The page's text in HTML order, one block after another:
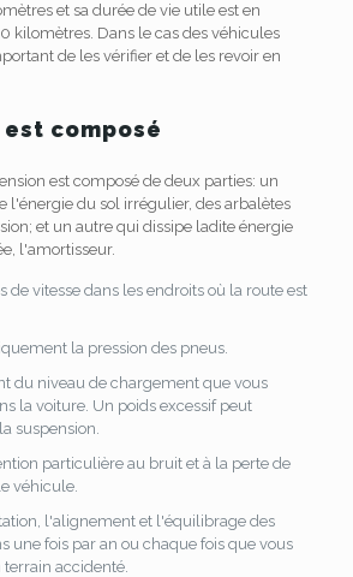
et sa durée de vie utile est en
kilomètres. Dans le cas des véhicules
de les vérifier et de les revoir en
composé
est composé de deux parties: un
l'énergie du sol irrégulier, des arbalètes
et un autre qui dissipe ladite énergie
l'amortisseur.
de vitesse dans les endroits où la route est
la pression des pneus.
du niveau de chargement que vous
la voiture. Un poids excessif peut
suspension.
particulière au bruit et à la perte de
véhicule.
l'alignement et l'équilibrage des
une fois par an ou chaque fois que vous
terrain accidenté.